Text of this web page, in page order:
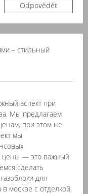
Odpovědět
– стильный
аспект при
Мы предлагаем
при этом не
мы
цены — это важный
сделать
для
москве с отделкой,